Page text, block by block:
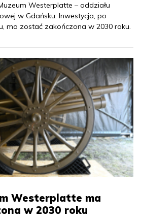
Westerplatte – oddziału
w Gdańsku. Inwestycja, po
ma zostać zakończona w 2030 roku.
Westerplatte ma
w 2030 roku